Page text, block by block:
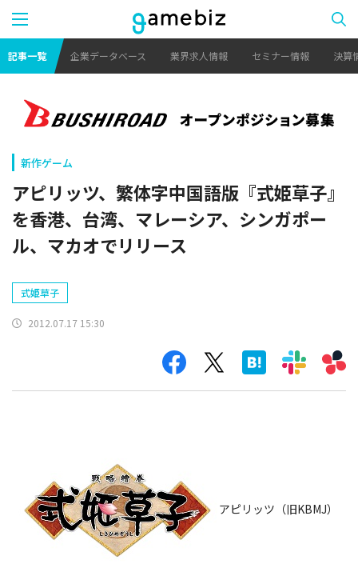
記事一覧 企業データベース 業界求人情報 セミナー情報 決算
新作ゲーム
アピリッツ、繁体字中国語版『式姫草子』
を香港、台湾、マレーシア、シンガポー
ル、マカオでリリース
式姫草子
2012.07.17 15:30
アピリッツ（旧KBMJ）